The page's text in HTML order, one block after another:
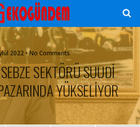
2022 • No Comments
SEKTÖRÜ SUUDİ
YÜKSELİYOR